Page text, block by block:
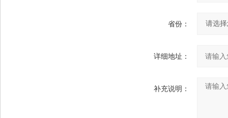
省份：
详细地址：
补充说明：